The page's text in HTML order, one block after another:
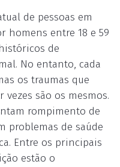
de pessoas em
homens entre 18 e 59
de
No entanto, cada
os traumas que
vezes são os mesmos.
rompimento de
problemas de saúde
Entre os principais
estão o